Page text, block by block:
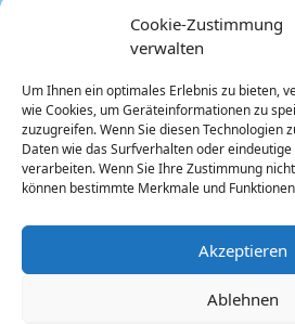
Cookie-Zustimmung
verwalten
Um Ihnen ein optimales Erlebnis zu bieten,
wie Cookies, um Geräteinformationen zu
zuzugreifen. Wenn Sie diesen Technologien
Daten wie das Surfverhalten oder
verarbeiten. Wenn Sie Ihre Zustimmung
können bestimmte Merkmale und
Akzeptieren
Ablehnen
Augenmädchen BBK Be Poet
Frankfurt am
Gallus Grafik Kerstin
Kunst Literatur
Poesie Saisonstart
Undergound Vampir Zombie